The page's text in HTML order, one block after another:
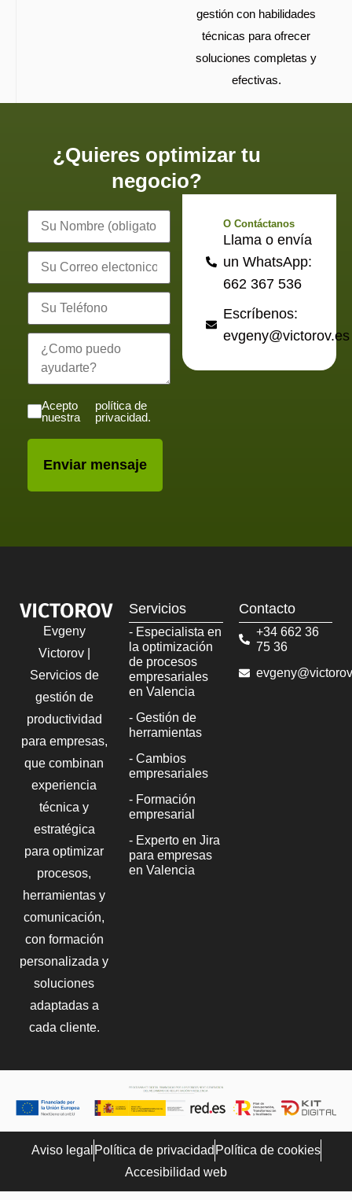
gestión con habilidades
técnicas para ofrecer
soluciones completas y
efectivas.
¿Quieres optimizar tu
negocio?
Correo
electrónico
Acepto
nuestra
política de
privacidad.
Enviar mensaje
O Contáctanos
Llama o envía
un WhatsApp:
662 367 536
Escríbenos:
evgeny@victorov.es
Evgeny
Victorov |
Servicios de
gestión de
productividad
para empresas,
que combinan
experiencia
técnica y
estratégica
para optimizar
procesos,
herramientas y
comunicación,
con formación
personalizada y
soluciones
adaptadas a
cada cliente.
Servicios
- Especialista en
la optimización
de procesos
empresariales
en Valencia
- Gestión de
herramientas
- Cambios
empresariales
- Formación
empresarial
- Experto en Jira
para empresas
en Valencia
Contacto
+34 662 36
75 36
Aviso legal Política de privacidad Política de cookies
Accesibilidad web